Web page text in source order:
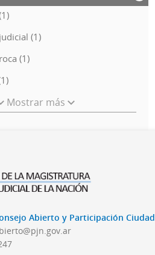
(1)
(1)
Mostrar más
Abierto y Participación